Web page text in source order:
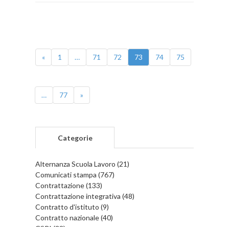
« 1 … 71 72 73 74 75
… 77 »
Categorie
Alternanza Scuola Lavoro (21)
Comunicati stampa (767)
Contrattazione (133)
Contrattazione integrativa (48)
Contratto d'istituto (9)
Contratto nazionale (40)